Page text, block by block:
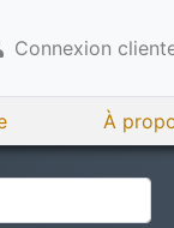
Connexion
À